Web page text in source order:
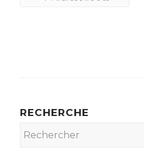
RECHERCHE